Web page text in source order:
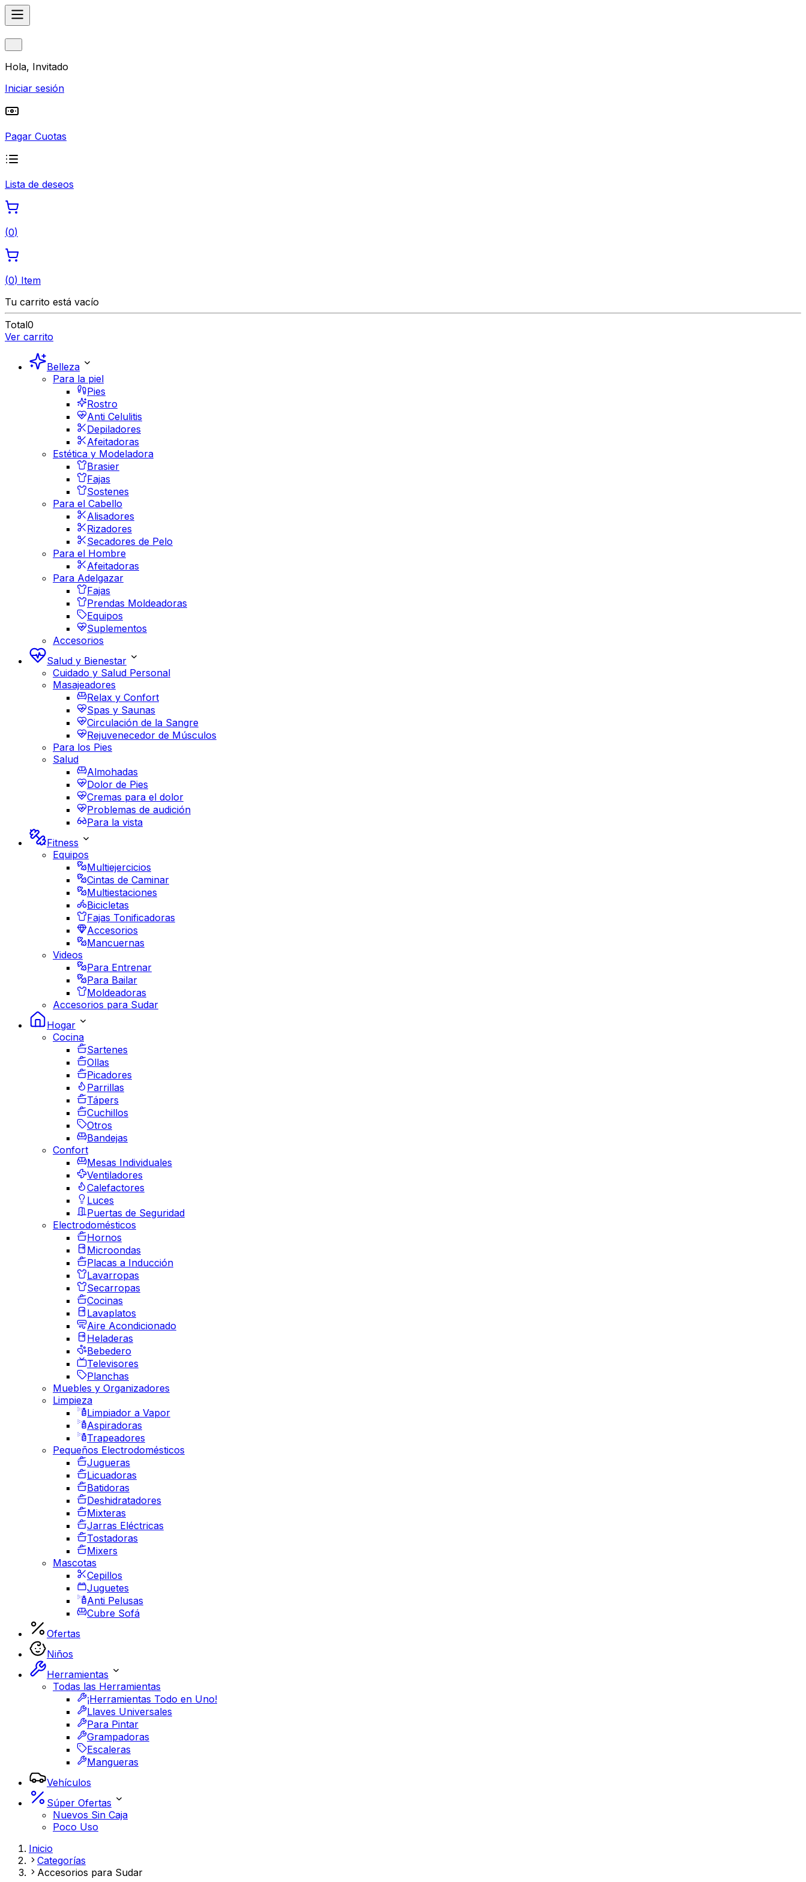
Hola, Invitado
Iniciar sesión
Pagar Cuotas
Lista de deseos
(0)
(0) Item
Tu carrito está vacío
Total0
Ver carrito
Belleza
Para la piel
Pies
Rostro
Anti Celulitis
Depiladores
Afeitadoras
Estética y Modeladora
Brasier
Fajas
Sostenes
Para el Cabello
Alisadores
Rizadores
Secadores de Pelo
Para el Hombre
Afeitadoras
Para Adelgazar
Fajas
Prendas Moldeadoras
Equipos
Suplementos
Accesorios
Salud y Bienestar
Cuidado y Salud Personal
Masajeadores
Relax y Confort
Spas y Saunas
Circulación de la Sangre
Rejuvenecedor de Músculos
Para los Pies
Salud
Almohadas
Dolor de Pies
Cremas para el dolor
Problemas de audición
Para la vista
Fitness
Equipos
Multiejercicios
Cintas de Caminar
Multiestaciones
Bicicletas
Fajas Tonificadoras
Accesorios
Mancuernas
Videos
Para Entrenar
Para Bailar
Moldeadoras
Accesorios para Sudar
Hogar
Cocina
Sartenes
Ollas
Picadores
Parrillas
Tápers
Cuchillos
Otros
Bandejas
Confort
Mesas Individuales
Ventiladores
Calefactores
Luces
Puertas de Seguridad
Electrodomésticos
Hornos
Microondas
Placas a Inducción
Lavarropas
Secarropas
Cocinas
Lavaplatos
Aire Acondicionado
Heladeras
Bebedero
Televisores
Planchas
Muebles y Organizadores
Limpieza
Limpiador a Vapor
Aspiradoras
Trapeadores
Pequeños Electrodomésticos
Jugueras
Licuadoras
Batidoras
Deshidratadores
Mixteras
Jarras Eléctricas
Tostadoras
Mixers
Mascotas
Cepillos
Juguetes
Anti Pelusas
Cubre Sofá
Ofertas
Niños
Herramientas
Todas las Herramientas
¡Herramientas Todo en Uno!
Llaves Universales
Para Pintar
Grampadoras
Escaleras
Mangueras
Vehículos
Súper Ofertas
Nuevos Sin Caja
Poco Uso
Inicio
Categorías
Accesorios para Sudar